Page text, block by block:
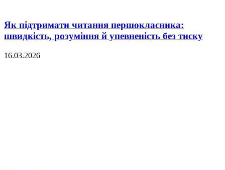
Як підтримати читання першокласника:
швидкість, розуміння й упевненість без тиску
16.03.2026